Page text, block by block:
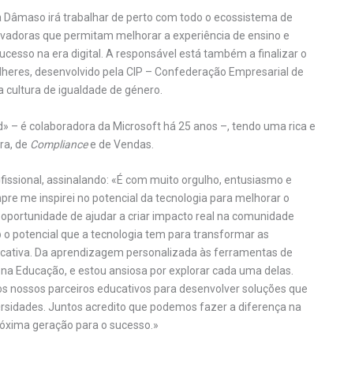
irá trabalhar de perto com todo o ecossistema de
que permitam melhorar a experiência de ensino e
na era digital. A responsável está também a finalizar o
desenvolvido pela CIP – Confederação Empresarial de
cultura de igualdade de género.
– é colaboradora da Microsoft há 25 anos –, tendo uma rica e
de Compliancee de Vendas.
assinalando: «É com muito orgulho, entusiasmo e
me inspirei no potencial da tecnologia para melhorar o
de ajudar a criar impacto real na comunidade
potencial que a tecnologia tem para transformar as
Da aprendizagem personalizada às ferramentas de
Educação, e estou ansiosa por explorar cada uma delas.
parceiros educativos para desenvolver soluções que
Juntos acredito que podemos fazer a diferença na
geração para o sucesso.»